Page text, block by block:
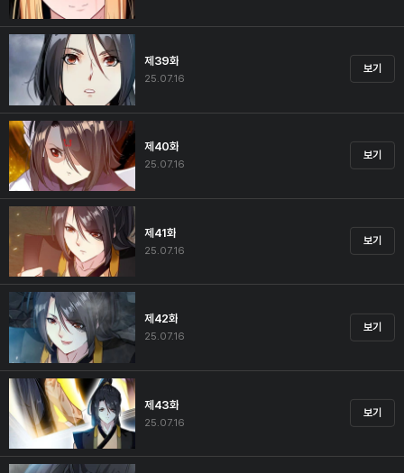
제39화
25.07.16
보기
제40화
25.07.16
보기
제41화
25.07.16
보기
제42화
25.07.16
보기
제43화
25.07.16
보기